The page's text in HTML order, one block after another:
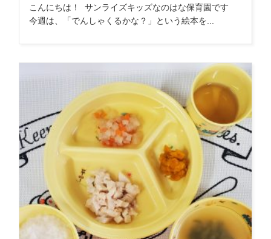
こんにちは！ サンライズキッズなのはな保育園です
今週は、「でんしゃくるかな？」という絵本を...